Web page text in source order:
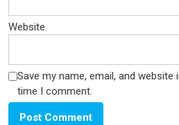
Website
Save my name, email, and
time I comment.